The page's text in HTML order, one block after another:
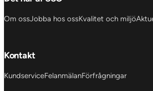
Om ossJobba hos ossKvalitet och miljö
Kontakt
KundserviceFelanmälanFörfrågningar